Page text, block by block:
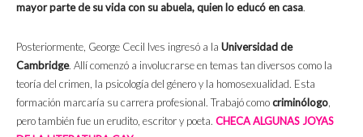
mayor parte de su vida con su abuela, quien lo educó en casa.
Posteriormente, George Cecil Ives ingresó a la Universidad de
Cambridge. Allí comenzó a involucrarse en temas tan diversos como la
teoría del crimen, la psicología del género y la homosexualidad. Esta
formación marcaría su carrera profesional. Trabajó comocriminólogo,
pero también fue un erudito, escritor y poeta. CHECA ALGUNAS JOYAS